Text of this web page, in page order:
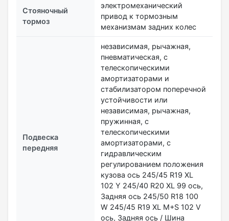
Стояночный
тормоз
электромеханический
привод к тормозным
механизмам задних колес
Подвеска
передняя
независимая, рычажная,
пневматическая, с
телескопическими
амортизаторами и
стабилизатором поперечной
устойчивости или
независимая, рычажная,
пружинная, с
телескопическими
амортизаторами, с
гидравлическим
регулированием положения
кузова ось 245/45 R19 XL
102 Y 245/40 R20 XL 99 ось,
Задняя ось 245/50 R18 100
W 245/45 R19 XL M+S 102 V
ось, Задняя ось / Шина